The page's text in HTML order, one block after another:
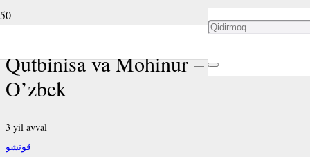
Qutbinisa va Mohinur –
O’zbek
3 yil avval
قونشو